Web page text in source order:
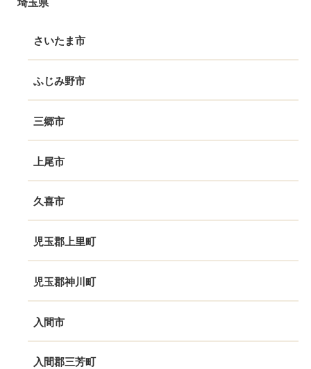
さいたま市
ふじみ野市
三郷市
上尾市
久喜市
児玉郡上里町
児玉郡神川町
入間市
入間郡三芳町